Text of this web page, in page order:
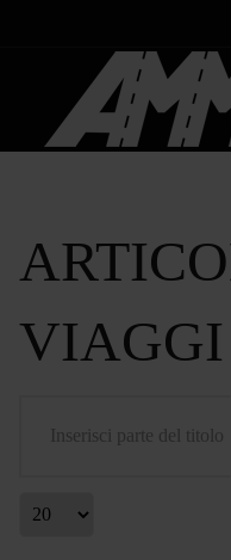
VIAGGI
Visualizza #